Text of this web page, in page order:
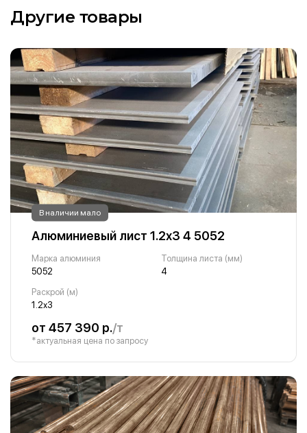
Другие товары
В наличии мало
Алюминиевый лист 1.2х3 4 5052
Марка алюминия
5052
Толщина листа (мм)
4
Раскрой (м)
1.2х3
от 457 390 р./т
*актуальная цена по запросу